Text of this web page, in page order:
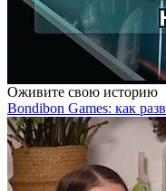
Оживите свою историю
Bondibon Games: как